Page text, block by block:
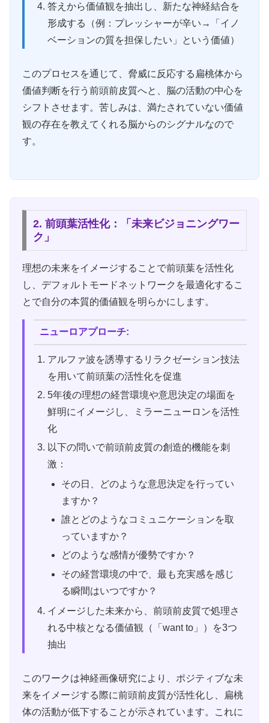
答えから価値観を抽出し、新たな神経結合を
形成する（例：プレッシャーが辛い→「イノ
ベーションの質を担保したい」という価値）
このプロセスを通じて、脅威に反応する扁桃体から
価値判断を行う前頭前皮質へと、脳の活動の中心を
シフトさせます。苦しみは、満たされていない価値
観の存在を教えてくれる脳からのシグナルなので
す。
2. 前頭葉活性化：「未来ビジョニングワー
ク」
理想の未来をイメージすることで前頭葉を活性化
し、デフォルトモードネットワークを最適化するこ
とで自分の本質的価値観を明らかにします。
ニューロアプローチ:
アルファ波を誘導するリラクゼーション技法
を用いて前頭葉の活性化を促進
5年後の理想の経営環境や意思決定の場面を
鮮明にイメージし、ミラーニューロンを活性
化
以下の問いで前頭前皮質の創造的機能を刺
激：
その日、どのような意思決定を行ってい
ますか？
誰とどのようなコミュニケーションを取
っていますか？
どのような感情が優勢ですか？
その経営環境の中で、最も充実感を感じ
る瞬間はいつですか？
イメージした未来から、前頭前皮質で処理さ
れる中核となる価値観（「want to」）を3つ
抽出
このワークは神経画像研究により、ポジティブな未
来をイメージする際に前頭前皮質が活性化し、扁桃
体の活動が低下することが示されています。これに